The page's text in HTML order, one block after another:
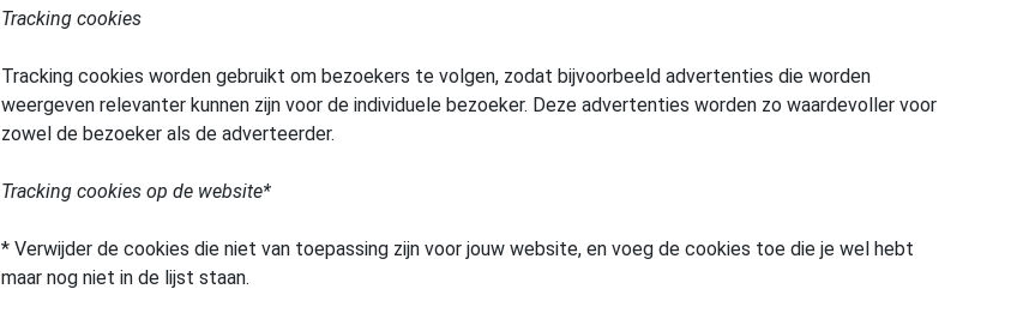
Tracking cookies
Tracking cookies worden gebruikt om bezoekers te volgen, zodat bijvoorbeeld advertenties die worden
weergeven relevanter kunnen zijn voor de individuele bezoeker. Deze advertenties worden zo waardevoller voor
zowel de bezoeker als de adverteerder.
Tracking cookies op de website*
* Verwijder de cookies die niet van toepassing zijn voor jouw website, en voeg de cookies toe die je wel hebt
maar nog niet in de lijst staan.